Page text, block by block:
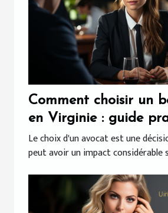
Comment choisir un
en Virginie : guide
Le choix d'un avocat est une
peut avoir un impact considérable